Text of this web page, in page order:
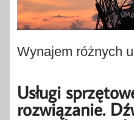
Wynajem różnych
Usługi
rozwiązanie.